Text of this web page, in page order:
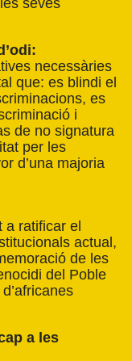
seves
necessàries
que: es blindi el
es
i
de no signatura
per les
d’una majoria
ratificar el
actual,
de les
del Poble
a les